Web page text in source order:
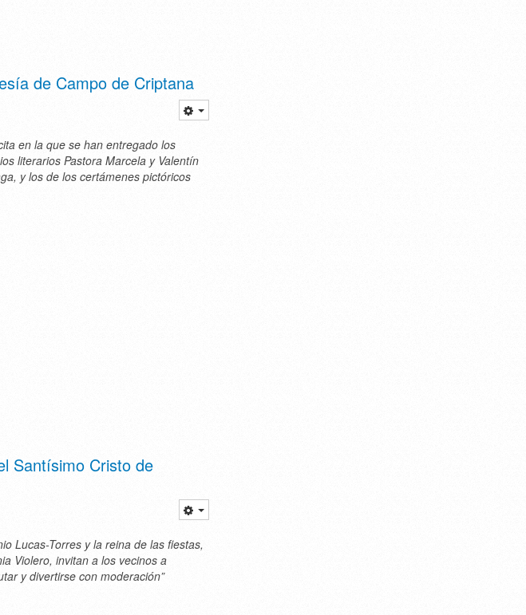
de Campo de Criptana
en la que se han entregado los
literarios Pastora Marcela y Valentín
y los de los certámenes pictóricos
Santísimo Cristo de
Lucas-Torres y la reina de las fiestas,
Violero, invitan a los vecinos a
y divertirse con moderación”